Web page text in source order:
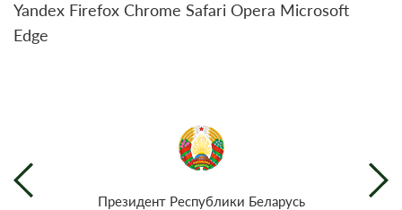
Yandex Firefox Chrome Safari Opera Microsoft
Edge
Президент Республики Беларусь